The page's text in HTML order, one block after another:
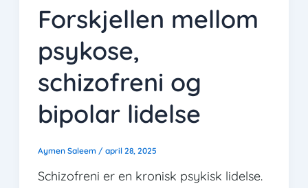
Forskjellen mellom
psykose,
schizofreni og
bipolar lidelse
Aymen Saleem / april 28, 2025
Schizofreni er en kronisk psykisk lidelse.